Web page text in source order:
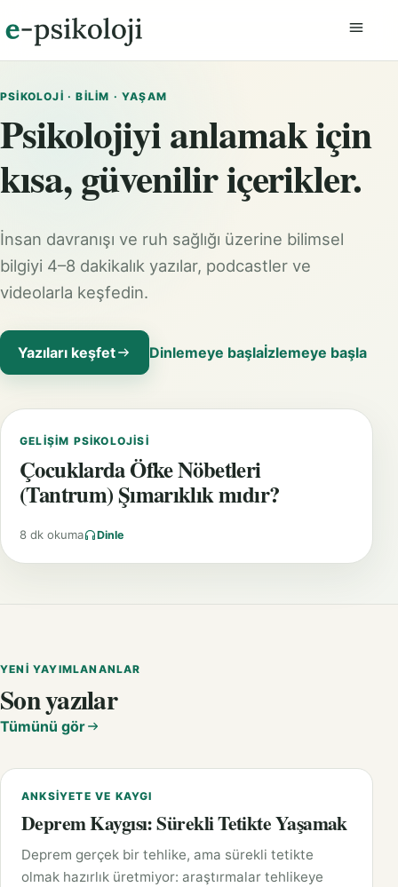
PSIKOLOJI · BILIM · YAŞAM
Psikolojiyi anlamak için
kısa, güvenilir içerikler.
İnsan davranışı ve ruh sağlığı üzerine bilimsel
bilgiyi 4–8 dakikalık yazılar, podcastler ve
videolarla keşfedin.
Yazıları keşfet Dinlemeye başlaİzlemeye başla
GELIŞIM PSIKOLOJISI
Çocuklarda Öfke Nöbetleri
(Tantrum) Şımarıklık mıdır?
8 dk okuma Dinle
YENI YAYIMLANANLAR
Son yazılar
Tümünü gör
ANKSIYETE VE KAYGI
Deprem Kaygısı: Sürekli Tetikte Yaşamak
Deprem gerçek bir tehlike, ama sürekli tetikte
olmak hazırlık üretmiyor: araştırmalar tehlikeye